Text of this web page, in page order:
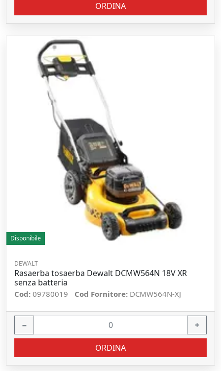
ORDINA
Disponibile
DEWALT
Rasaerba tosaerba Dewalt DCMW564N 18V XR
senza batteria
Cod: 09780019 Cod Fornitore: DCMW564N-XJ
− +
ORDINA